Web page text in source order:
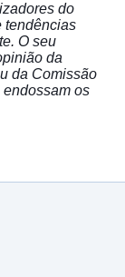
do
tendências
O seu
da
da Comissão
os